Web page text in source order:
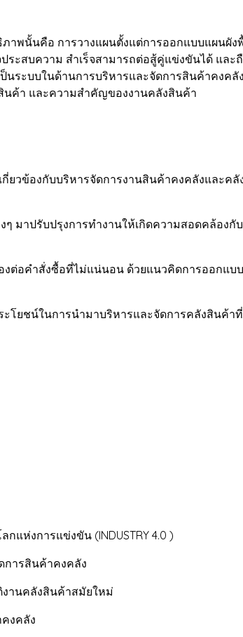
นั้นคือ การวางแผนตั้งแต่การออกแบบแผนผัง
ะสบความ สำเร็จสามารถต่อสู้คู่แข่งขันได้ แล
นระบบในด้านการบริหารและจัดการสินค้าคงค
นค้า และความสำคัญของงานคลังสินค้า
ข้องกับบริหารจัดการงานสินค้าคงคลังและคลั
าปรับปรุงการทำงานให้เกิดความสอดคล้องกั
คำสั่งซื้อที่ไม่แน่นอน ด้วยแนวคิดการออกแบบ
ยชน์ในการนำมาบริหารและจัดการคลังสินค้าที่
ห่งการแข่งขัน (INDUSTRY 4.0 )
ารสินค้าคงคลัง
านคลังสินค้าสมัยใหม่
งคลัง